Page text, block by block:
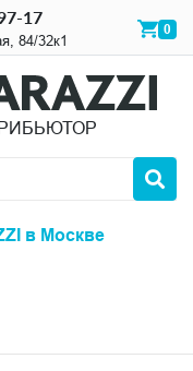
17
84/32к1
0
в Москве